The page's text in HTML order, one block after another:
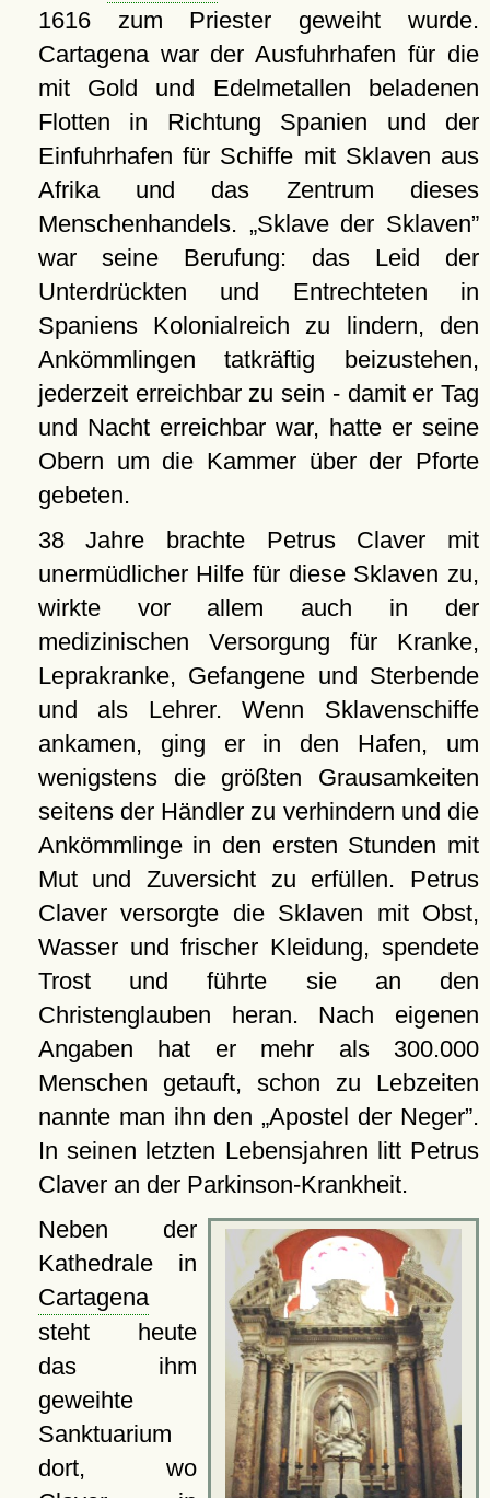
1616 zum Priester geweiht wurde.
Cartagena war der Ausfuhrhafen für die
mit Gold und Edelmetallen beladenen
Flotten in Richtung Spanien und der
Einfuhrhafen für Schiffe mit Sklaven aus
Afrika und das Zentrum dieses
Menschenhandels.
Sklave der Sklaven
war seine Berufung: das Leid der
Unterdrückten und Entrechteten in
Spaniens Kolonialreich zu lindern, den
Ankömmlingen tatkräftig beizustehen,
jederzeit erreichbar zu sein - damit er Tag
und Nacht erreichbar war, hatte er seine
Obern um die Kammer über der Pforte
gebeten.
38 Jahre brachte Petrus Claver mit
unermüdlicher Hilfe für diese Sklaven zu,
wirkte vor allem auch in der
medizinischen Versorgung für Kranke,
Leprakranke, Gefangene und Sterbende
und als Lehrer. Wenn Sklavenschiffe
ankamen, ging er in den Hafen, um
wenigstens die größten Grausamkeiten
seitens der Händler zu verhindern und die
Ankömmlinge in den ersten Stunden mit
Mut und Zuversicht zu erfüllen. Petrus
Claver versorgte die Sklaven mit Obst,
Wasser und frischer Kleidung, spendete
Trost und führte sie an den
Christenglauben heran. Nach eigenen
Angaben hat er mehr als 300.000
Menschen getauft, schon zu Lebzeiten
nannte man ihn den Apostel der Neger .
In seinen letzten Lebensjahren litt Petrus
Claver an der Parkinson-Krankheit.
Neben der
Kathedrale in
Cartagena
steht heute
das ihm
geweihte
Sanktuarium
dort, wo